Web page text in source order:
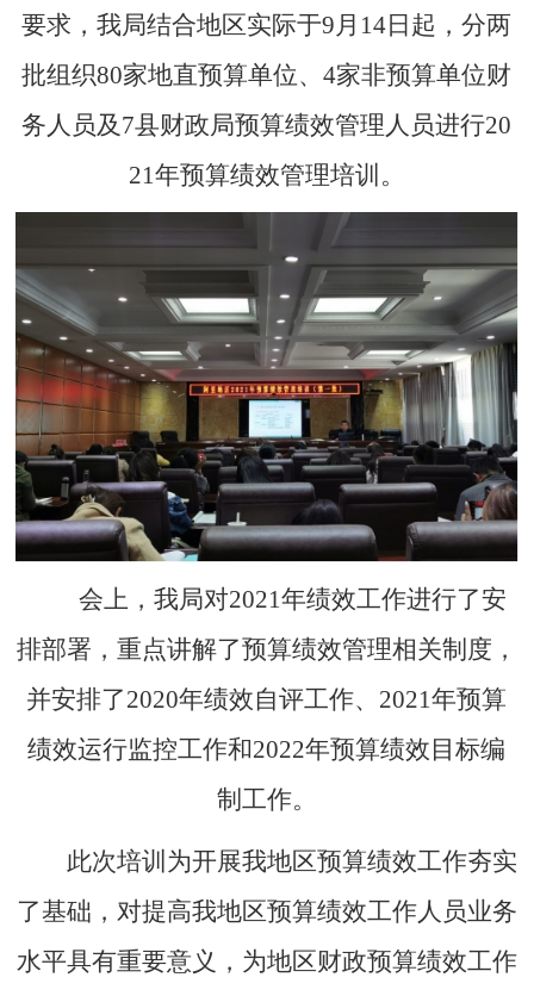
要求，我局结合地区实际于9月14日起，分两
批组织80家地直预算单位、4家非预算单位财
务人员及7县财政局预算绩效管理人员进行20
21年预算绩效管理培训。
会上，我局对2021年绩效工作进行了安
排部署，重点讲解了预算绩效管理相关制度，
并安排了2020年绩效自评工作、2021年预算
绩效运行监控工作和2022年预算绩效目标编
制工作。
此次培训为开展我地区预算绩效工作夯实
了基础，对提高我地区预算绩效工作人员业务
水平具有重要意义，为地区财政预算绩效工作